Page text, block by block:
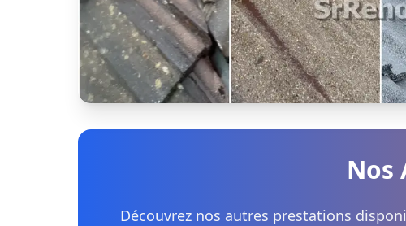
Nos
Découvrez nos autres prestations